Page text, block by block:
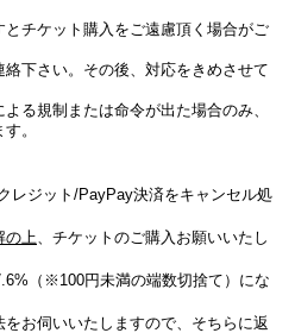
とチケット購入をご遠慮頂く場合がご
絡下さい。その後、対応をきめさせて
る規制または命令が出た場合のみ、
。
レジット/PayPay決済をキャンセル処
の上、チケットのご購入お願いいたし
（※100円未満の端数切捨て ）にな
をお伺いいたしますので、そちらに返